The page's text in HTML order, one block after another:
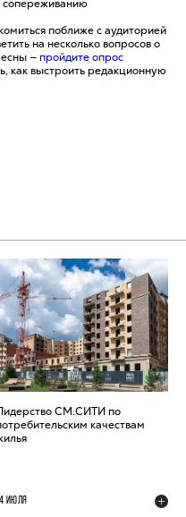
сопереживанию
поближе с аудиторией
на несколько вопросов о
— пройдите опрос
как выстроить редакционную
СМ.СИТИ по
качествам
ИЮЛЯ